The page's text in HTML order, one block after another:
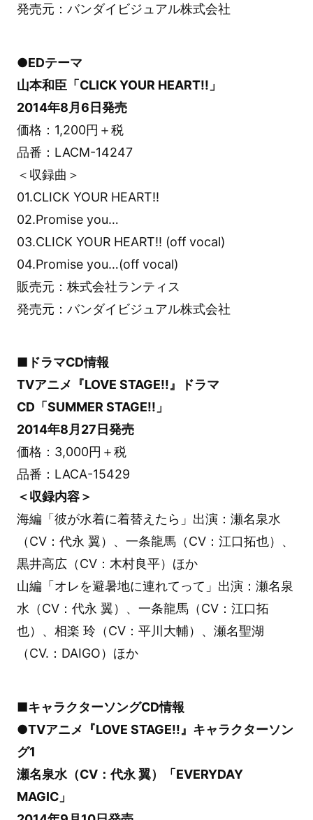
発売元：バンダイビジュアル株式会社
●EDテーマ
山本和臣「CLICK YOUR HEART!!」
2014年8月6日発売
価格：1,200円＋税
品番：LACM-14247
＜収録曲＞
01.CLICK YOUR HEART!!
02.Promise you…
03.CLICK YOUR HEART!! (off vocal)
04.Promise you…(off vocal)
販売元：株式会社ランティス
発売元：バンダイビジュアル株式会社
■ドラマCD情報
TVアニメ『LOVE STAGE!!』ドラマ
CD「SUMMER STAGE!!」
2014年8月27日発売
価格：3,000円＋税
品番：LACA-15429
＜収録内容＞
海編「彼が水着に着替えたら」出演：瀬名泉水
（CV：代永 翼）、一条龍馬（CV：江口拓也）、
黒井高広（CV：木村良平）ほか
山編「オレを避暑地に連れてって」出演：瀬名泉
水（CV：代永 翼）、一条龍馬（CV：江口拓
也）、相楽 玲（CV：平川大輔）、瀬名聖湖
（CV.：DAIGO）ほか
■キャラクターソングCD情報
●TVアニメ『LOVE STAGE!!』キャラクターソン
グ1
瀬名泉水（CV：代永 翼）「EVERYDAY
MAGIC」